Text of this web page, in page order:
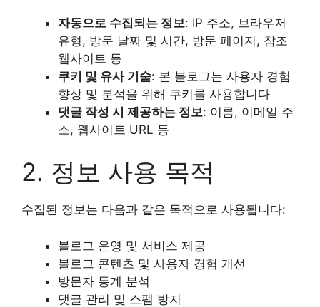
자동으로 수집되는 정보: IP 주소, 브라우저
유형, 방문 날짜 및 시간, 방문 페이지, 참조
웹사이트 등
쿠키 및 유사 기술: 본 블로그는 사용자 경험
향상 및 분석을 위해 쿠키를 사용합니다
댓글 작성 시 제공하는 정보: 이름, 이메일 주
소, 웹사이트 URL 등
2. 정보 사용 목적
수집된 정보는 다음과 같은 목적으로 사용됩니다:
블로그 운영 및 서비스 제공
블로그 콘텐츠 및 사용자 경험 개선
방문자 통계 분석
댓글 관리 및 스팸 방지